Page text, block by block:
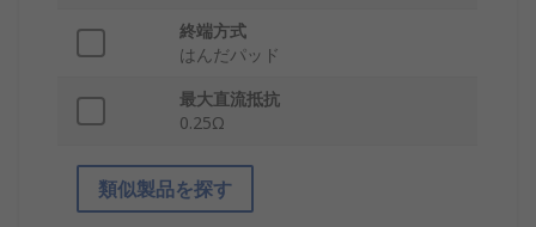
終端方式
はんだパッド
最大直流抵抗
0.25Ω
類似製品を探す